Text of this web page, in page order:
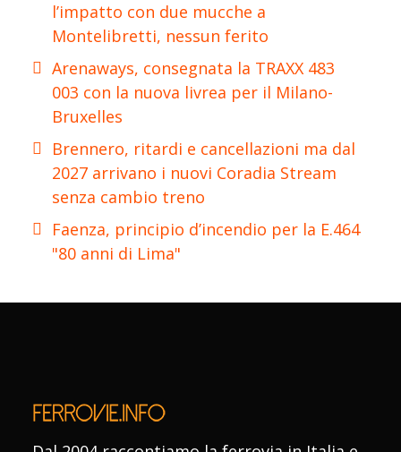
l’impatto con due mucche a
Montelibretti, nessun ferito
Arenaways, consegnata la TRAXX 483
003 con la nuova livrea per il Milano-
Bruxelles
Brennero, ritardi e cancellazioni ma dal
2027 arrivano i nuovi Coradia Stream
senza cambio treno
Faenza, principio d’incendio per la E.464
"80 anni di Lima"